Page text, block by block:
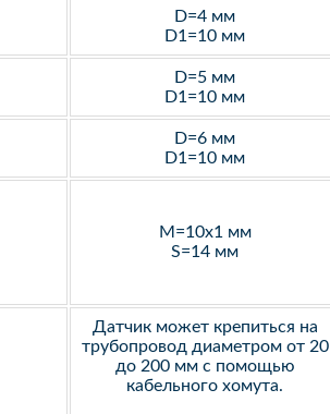
D=4 мм
D1=10 мм
D=5 мм
D1=10 мм
D=6 мм
D1=10 мм
M=10х1 мм
S=14 мм
Датчик может крепиться на
трубопровод диаметром от 20
до 200 мм с помощью
кабельного хомута.